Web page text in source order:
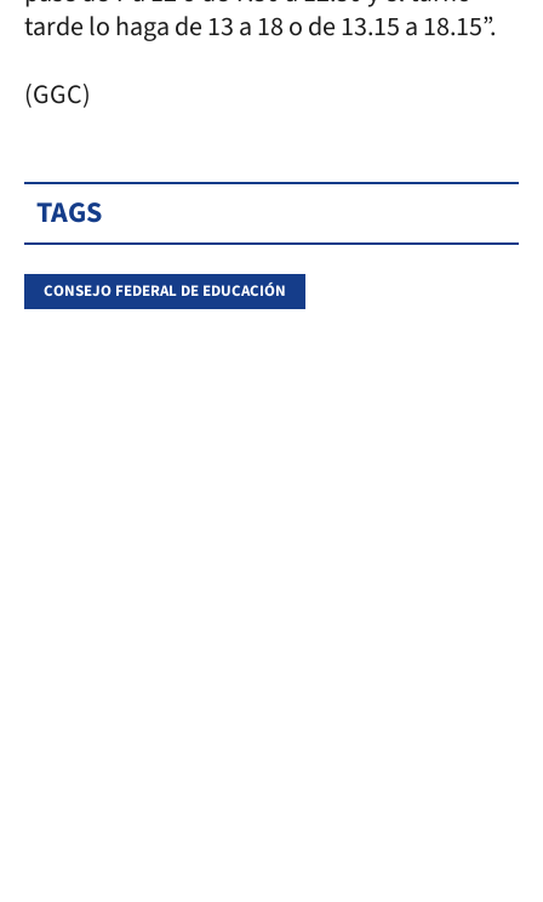
tarde lo haga de 13 a 18 o de 13.15 a 18.15”.
(GGC)
TAGS
CONSEJO FEDERAL DE EDUCACIÓN